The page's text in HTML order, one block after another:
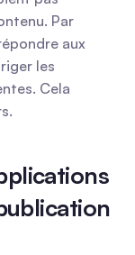
Par
aux
les
Cela